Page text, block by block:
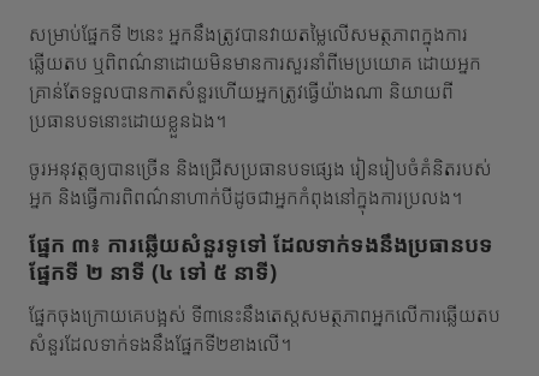
សម្រាប់ផ្នែកទី ២នេះ អ្នកនឹងត្រូវបានវាយតម្លៃលើសមត្ថភាពក្នុងការ
ឆ្លើយតប ឬពិពណ៌នាដោយមិនមានការសួរនាំពីមេប្រយោគ ដោយអ្នក
គ្រាន់តែទទួលបានកាតសំនួរហើយអ្នកត្រូវធ្វើយ៉ាងណា និយាយពី
ប្រធានបទនោះដោយខ្លួនឯង។
ចូរអនុវត្តឲ្យបានច្រើន និងជ្រើសប្រធានបទផ្សេង រៀនរៀបចំគំនិតរបស់
អ្នក និងធ្វើការពិពណ៌នាហាក់បីដូចជាអ្នកកំពុងនៅក្នុងការប្រលង។
ផ្នែក ៣៖ ការឆ្លើយសំនួរទូទៅ ដែលទាក់ទងនឹងប្រធានបទ
ផ្នែកទី ២ នាទី (៤ ទៅ ៥ នាទី)
ផ្នែកចុងក្រោយគេបង្អស់ ទី៣នេះនឹងតេស្តសមត្ថភាពអ្នកលើការឆ្លើយតប
សំនួរដែលទាក់ទងនឹងផ្នែកទី២ខាងលើ។